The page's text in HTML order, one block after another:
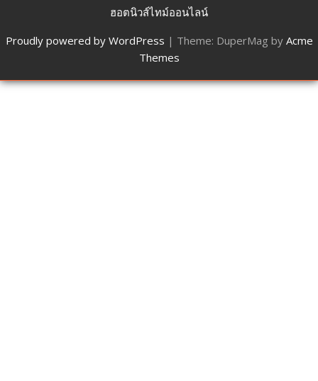
ฮอตนิวส์ไทม์ออนไลน์
Proudly powered by WordPress | Theme: DuperMag by Acme
Themes